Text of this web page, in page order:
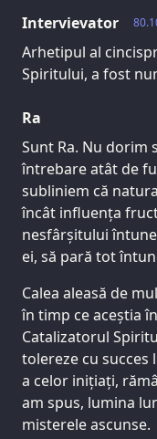
Intervievator
Arhetipul al
Spiritului, a fost
Ra
Sunt Ra. Nu dorim
întrebare atât de
subliniem că
încât influența
nesfârșitului
ei, să pară tot
Calea aleasă de
în timp ce aceștia
Catalizatorul
tolereze cu
a celor inițiați,
am spus, lumina
misterele ascunse.